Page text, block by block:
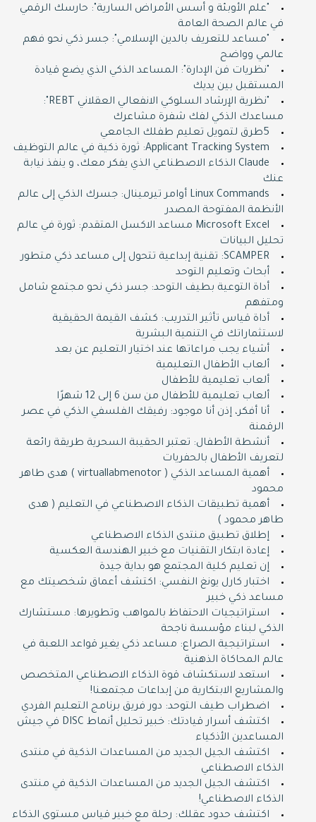
"علم الأوبئة و أسس الأمراض السارية": حارسك الرقمي
في عالم الصحة العامة
"مساعد للتعريف بالدين الإسلامي": جسر ذكي نحو فهم
عالمي وواضح
"نظريات فن الإدارة": المساعد الذكي الذي يضع قيادة
المستقبل بين يديك
"نظرية الإرشاد السلوكي الانفعالي العقلاني REBT":
مساعدك الذكي لفك شفرة مشاعرك
5طرق لتمويل تعليم طفلك الجامعي
Applicant Tracking System: ثورة ذكية في عالم التوظيف
Claude الذكاء الاصطناعي الذي يفكر معك، و ينفذ نيابة
عنك
Linux Commands أوامر تيرمينال: جسرك الذكي إلى عالم
الأنظمة المفتوحة المصدر
Microsoft Excel مساعد الاكسل المتقدم: ثورة في عالم
تحليل البيانات
SCAMPER: تقنية إبداعية تتحول إلى مساعد ذكي متطور
أبحاث وتعليم التوحد
أداة التوعية بطيف التوحد: جسر ذكي نحو مجتمع شامل
ومتفهم
أداة قياس تأثير التدريب: كشف القيمة الحقيقية
لاستثماراتك في التنمية البشرية
أشياء يجب مراعاتها عند اختيار التعليم عن بعد
ألعاب الأطفال التعليمية
ألعاب تعليمية للأطفال
ألعاب تعليمية للأطفال من سن 6 إلى 12 شهرًا
أنا أفكر، إذن أنا موجود: رفيقك الفلسفي الذكي في عصر
الرقمنة
أنشطة الأطفال: تعتبر الحقيبة السحرية طريقة رائعة
لتعريف الأطفال بالحفريات
أهمية المساعد الذكي ( virtuallabmenotor ) هدى طاهر
محمود
أهمية تطبيقات الذكاء الاصطناعي في التعليم ( هدى
طاهر محمود )
إطلاق تطبيق منتدى الذكاء الاصطناعي
إعادة ابتكار التقنيات مع خبير الهندسة العكسية
إن تعليم كلية المجتمع هو بداية جيدة
اختبار كارل يونغ النفسي: اكتشف أعماق شخصيتك مع
مساعد ذكي خبير
استراتيجيات الاحتفاظ بالمواهب وتطويرها: مستشارك
الذكي لبناء مؤسسة ناجحة
استراتيجية الصراع: مساعد ذكي يغير قواعد اللعبة في
عالم المحاكاة الذهنية
استعد لاستكشاف قوة الذكاء الاصطناعي المتخصص
والمشاريع الابتكارية من إبداعات مجتمعنا!
اضطراب طيف التوحد: دور فريق برنامج التعليم الفردي
اكتشف أسرار قيادتك: خبير تحليل أنماط DISC في جيش
المساعدين الأذكياء
اكتشف الجيل الجديد من المساعدات الذكية في منتدى
الذكاء الاصطناعي
اكتشف الجيل الجديد من المساعدات الذكية في منتدى
الذكاء الاصطناعي!
اكتشف حدود عقلك: رحلة مع خبير قياس مستوى الذكاء